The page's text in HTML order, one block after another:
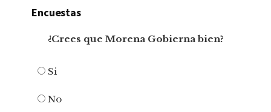
Encuestas
¿Crees que Morena Gobierna bien?
Si
No